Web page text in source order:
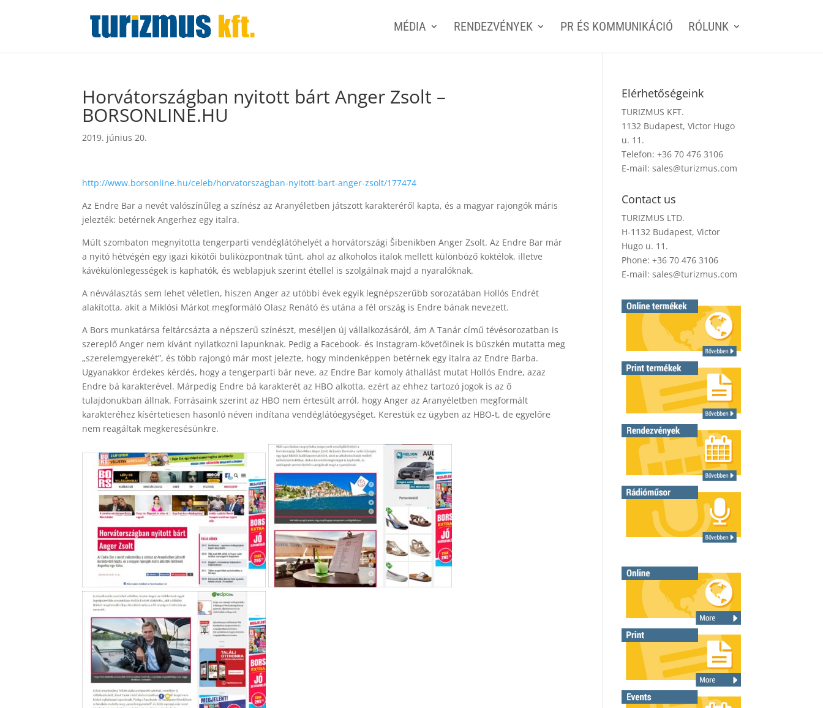
MÉDIA RENDEZVÉNYEK PR ÉS KOMMUNIKÁCIÓ RÓLUNK
Horvátországban nyitott bárt Anger Zsolt –
BORSONLINE.HU
2019. június 20.
http://www.borsonline.hu/celeb/horvatorszagban-nyitott-bart-anger-zsolt/177474
Az Endre Bar a nevét valószínűleg a színész az Aranyéletben játszott karakteréről kapta, és a magyar rajongók máris
jelezték: betérnek Angerhez egy italra.
Múlt szombaton megnyitotta tengerparti vendéglátóhelyét a horvátországi Šibenikben Anger Zsolt. Az Endre Bar már
a nyitó hétvégén egy igazi kikötői buliközpontnak tűnt, ahol az alkoholos italok mellett különböző koktélok, illetve
kávékülönlegességek is kaphatók, és weblapjuk szerint étellel is szolgálnak majd a nyaralóknak.
A névválasztás sem lehet véletlen, hiszen Anger az utóbbi évek egyik legnépszerűbb sorozatában Hollós Endrét
alakította, akit a Miklósi Márkot megformáló Olasz Renátó és utána a fél ország is Endre bának nevezett.
A Bors munkatársa feltárcsázta a népszerű színészt, meséljen új vállalkozásáról, ám A Tanár című tévésorozatban is
szereplő Anger nem kívánt nyilatkozni lapunknak. Pedig a Facebook- és Instagram-követőinek is büszkén mutatta meg
„szerelemgyerekét”, és több rajongó már most jelezte, hogy mindenképpen betérnek egy italra az Endre Barba.
Ugyanakkor ér­dekes kérdés, hogy a tenger­par­ti bár neve, az Endre Bar ko­moly át­hallást mutat Hollós Endre, azaz
Endre bá karakterével. Márpedig End­re bá karakterét az HBO alkotta, ezért az ehhez tartozó jogok is az ő
tulajdonukban állnak. Forrásaink szerint az HBO nem értesült arról, hogy Anger az Aranyéletben megformált
karakteréhez kísértetiesen hasonló néven indítana vendéglátóegységet. Kerestük ez ügyben az HBO-t, de egyelőre
nem reagáltak megkeresésünkre.
Elérhetőségeink
TURIZMUS KFT.
1132 Budapest, Victor Hugo
u. 11.
Telefon: +36 70 476 3106
E-mail:sales@turizmus.com
Contact us
TURIZMUS LTD.
H-1132 Budapest, Victor
Hugo u. 11.
Phone: +36 70 476 3106
E-mail:sales@turizmus.com